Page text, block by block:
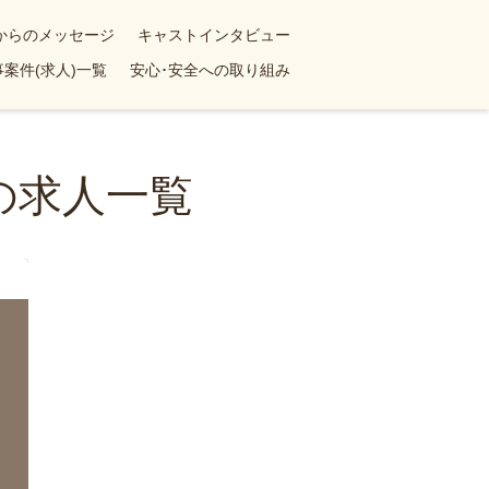
らのメッセージ
キャストインタビュー
案件(求人)一覧
安心･安全への取り組み
求人一覧